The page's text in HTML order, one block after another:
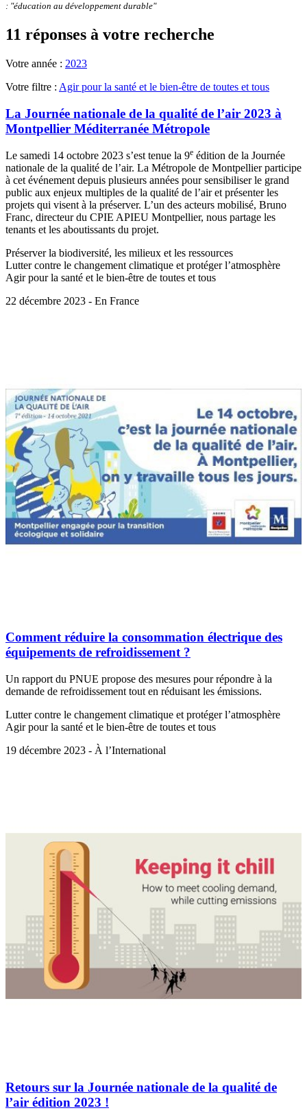
: "éducation au développement durable"
11 réponses à votre recherche
Votre année : 2023
Votre filtre : Agir pour la santé et le bien-être de toutes et tous
La Journée nationale de la qualité de l’air 2023 à
Montpellier Méditerranée Métropole
Le samedi 14 octobre 2023 s’est tenue la 9e édition de la Journée
nationale de la qualité de l’air. La Métropole de Montpellier participe
à cet événement depuis plusieurs années pour sensibiliser le grand
public aux enjeux multiples de la qualité de l’air et présenter les
projets qui visent à la préserver. L’un des acteurs mobilisé, Bruno
Franc, directeur du CPIE APIEU Montpellier, nous partage les
tenants et les aboutissants du projet.
Préserver la biodiversité, les milieux et les ressources
Lutter contre le changement climatique et protéger l’atmosphère
Agir pour la santé et le bien-être de toutes et tous
22 décembre 2023 - En France
Comment réduire la consommation électrique des
équipements de refroidissement ?
Un rapport du PNUE propose des mesures pour répondre à la
demande de refroidissement tout en réduisant les émissions.
Lutter contre le changement climatique et protéger l’atmosphère
Agir pour la santé et le bien-être de toutes et tous
19 décembre 2023 - À l’International
Retours sur la Journée nationale de la qualité de
l’air édition 2023 !